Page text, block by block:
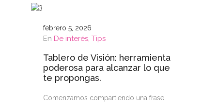
febrero 5, 2026
En De interés Tips
Tablero de Visión: herramienta
poderosa para alcanzar lo que
te propongas.
Comenzamos compartiendo una frase